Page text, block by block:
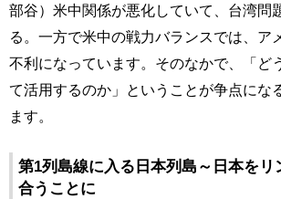
部谷）米中関係が悪化していて、台湾問
る。一方で米中の戦力バランスでは、ア
不利になっています。そのなかで、「ど
て活用するのか」ということが争点にな
ます。
第1列島線に入る日本列島～日本をリ
合うことに